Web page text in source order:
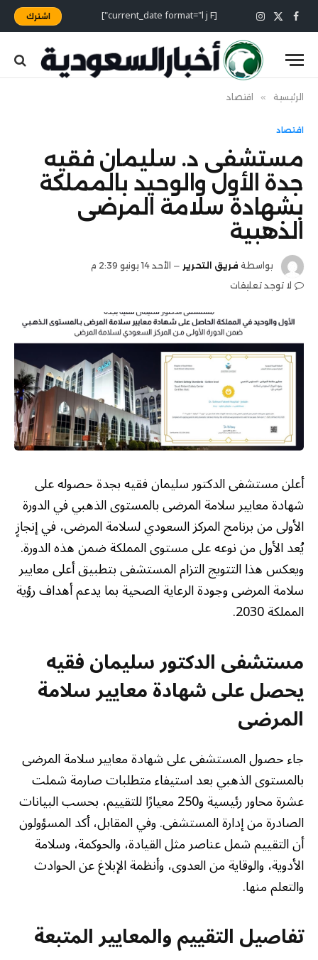
فيسبوك
X
(Twitter)
الانستغرام [current_date format="l j F"] اشترك
الرئيسية » اقتصاد
اقتصاد
مستشفى د. سليمان فقيه
جدة الأول والوحيد بالمملكة
بشهادة سلامة المرضى
الذهبية
بواسطة فريق التحرير
الأحد 14 يونيو 2:39 م
لا توجد تعليقات
أعلن مستشفى الدكتور سليمان فقيه بجدة حصوله على
شهادة معايير سلامة المرضى بالمستوى الذهبي في الدورة
الأولى من برنامج المركز السعودي لسلامة المرضى، في إنجازٍ
يُعد الأول من نوعه على مستوى المملكة ضمن هذه الدورة.
ويعكس هذا التتويج التزام المستشفى بتطبيق أعلى معايير
سلامة المرضى وجودة الرعاية الصحية بما يدعم أهداف رؤية
المملكة 2030.
مستشفى الدكتور سليمان فقيه
يحصل على شهادة معايير سلامة
المرضى
جاء حصول المستشفى على شهادة معايير سلامة المرضى
بالمستوى الذهبي بعد استيفاء متطلبات صارمة شملت
عشرة محاور رئيسية و250 معيارًا للتقييم، بحسب البيانات
الصادرة من إدارة المستشفى. وفي المقابل، أكد المسؤولون
أن التقييم شمل عناصر مثل القيادة، والحوكمة، وسلامة
الأدوية، والوقاية من العدوى، وأنظمة الإبلاغ عن الحوادث
والتعلم منها.
تفاصيل التقييم والمعايير المتبعة